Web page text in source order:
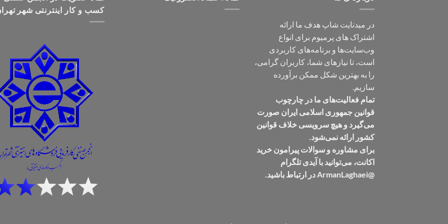
در میدنایت شاپ هدف ما ارائه
اشتراک های پرمیوم برای انواع
وب‌سایت‌ها و برنامه‌های کاربردی
است، تا نیازهای شما، کاربران گرامی،
را به بهترین شکل ممکن برآورده
سازیم.
تمام فعالیت‌های ما در چارچوب
قوانین جمهوری اسلامی ایران صورت
می‌گیرد و هیچ سرویسی خلاف قوانین
کشور ارائه نمی‌شود.
برای مشاوره و سوالات پیرامون خرید
اکانت، می‌توانید با آیدی تلگرام
@ArmanLaghaei در ارتباط باشید.
کسب و کار اینترنتی شهر